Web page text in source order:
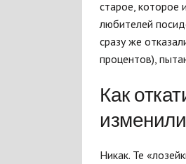
старое, которое
любителей
сразу же
процентов),
Как
Никак. Те